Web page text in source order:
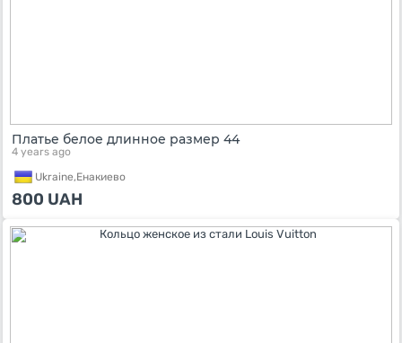
Платье белое длинное размер 44
4 years ago
Ukraine,Енакиево
800 UAH